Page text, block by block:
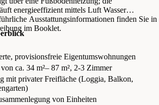
energieeffizient mittels Luft Wasser
Ausstattungsinformationen finden Sie in
im Booklet.
provisionsfreie Eigentumswohnungen
ca. 34 m²– 87 m², 2-3 Zimmer
mit privater Freifläche (Loggia, Balkon,
von Einheiten